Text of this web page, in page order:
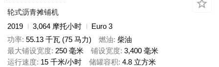
轮式沥青摊铺机
2019
3,064 摩托小时
Euro 3
功率 55.13 千瓦 (75 马力) 燃油 柴油
最大铺设宽度 250 毫米 铺设宽度 3,400 毫米
运行速度 15 千米/小时 储罐容积 4.8 立方米